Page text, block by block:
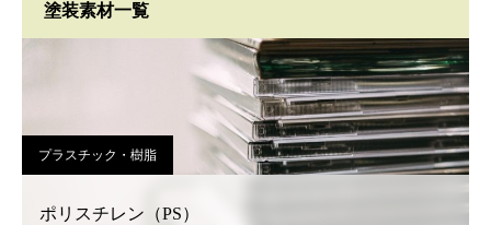
塗装素材一覧
プラスチック・樹脂
ポリスチレン（PS）